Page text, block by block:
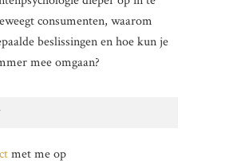
consumenten, waarom
beslissingen en hoe kun je
mee omgaan?
met me op